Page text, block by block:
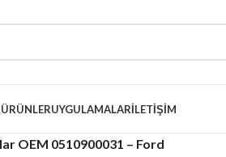
ÜRÜNLERUYGULAMALARİLETIŞIM
OEM 0510900031 – Ford